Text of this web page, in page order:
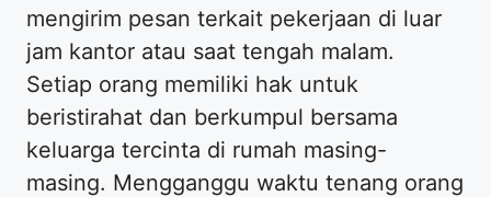
mengirim pesan terkait pekerjaan di luar
jam kantor atau saat tengah malam.
Setiap orang memiliki hak untuk
beristirahat dan berkumpul bersama
keluarga tercinta di rumah masing-
masing. Mengganggu waktu tenang orang